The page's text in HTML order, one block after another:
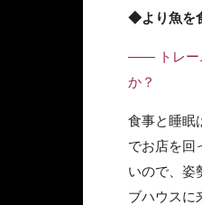
◆より魚を
—— トレー
か？
食事と睡眠
でお店を回
いので、姿
ブハウスに